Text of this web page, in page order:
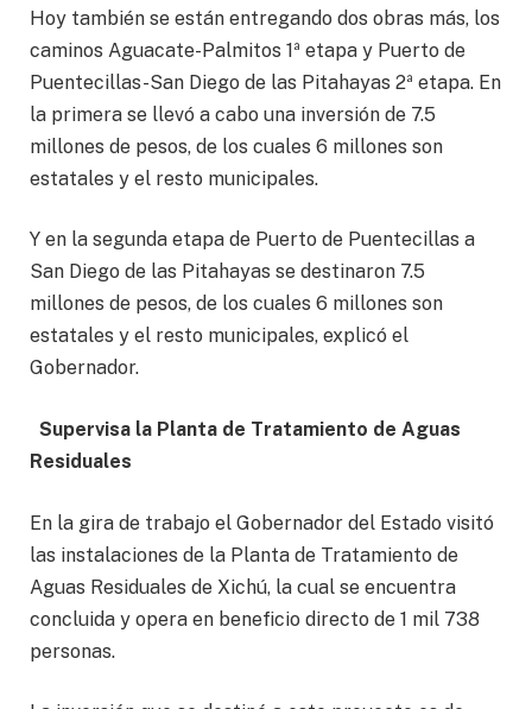
Hoy también se están entregando dos obras más, los
caminos Aguacate-Palmitos 1ª etapa y Puerto de
Puentecillas-San Diego de las Pitahayas 2ª etapa. En
la primera se llevó a cabo una inversión de 7.5
millones de pesos, de los cuales 6 millones son
estatales y el resto municipales.
Y en la segunda etapa de Puerto de Puentecillas a
San Diego de las Pitahayas se destinaron 7.5
millones de pesos, de los cuales 6 millones son
estatales y el resto municipales, explicó el
Gobernador.
Supervisa la Planta de Tratamiento de Aguas
Residuales
En la gira de trabajo el Gobernador del Estado visitó
las instalaciones de la Planta de Tratamiento de
Aguas Residuales de Xichú, la cual se encuentra
concluida y opera en beneficio directo de 1 mil 738
personas.